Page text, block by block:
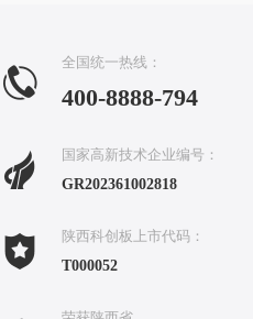
全国统一热线：
400-8888-794
国家高新技术企业编号：
GR202361002818
陕西科创板上市代码：
T000052